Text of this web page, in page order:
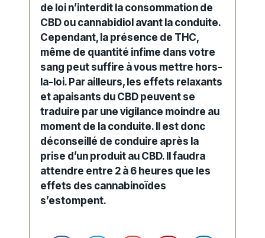
de loi n’interdit la consommation de
CBD ou cannabidiol avant la conduite.
Cependant, la présence de THC,
même de quantité infime dans votre
sang peut suffire à vous mettre hors-
la-loi. Par ailleurs, les effets relaxants
et apaisants du CBD peuvent se
traduire par une vigilance moindre au
moment de la conduite. Il est donc
déconseillé de conduire après la
prise d’un produit au CBD. Il faudra
attendre entre 2 à 6 heures que les
effets des cannabinoïdes
s’estompent.